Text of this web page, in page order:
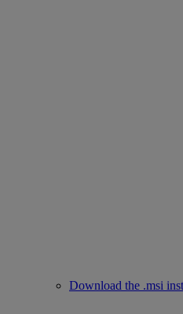
Download the .msi